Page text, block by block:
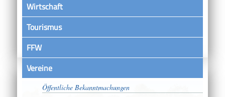
Wirtschaft
Tourismus
FFW
VereineSatzungen
Öffentliche Bekanntmachungen